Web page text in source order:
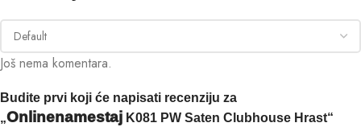
Još nema komentara.
Budite prvi koji će napisati recenziju za
„Onlinenamestaj K081 PW Saten Clubhouse Hrast“